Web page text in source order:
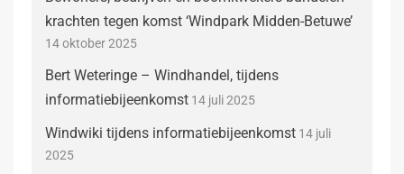
krachten tegen komst ‘Windpark Midden-Betuwe’
14 oktober 2025
Bert Weteringe – Windhandel, tijdens
informatiebijeenkomst 14 juli 2025
Windwiki tijdens informatiebijeenkomst 14 juli
2025